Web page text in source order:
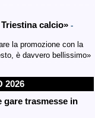
calcio» -
la promozione con la
è davvero bellissimo»
2026
gare trasmesse in